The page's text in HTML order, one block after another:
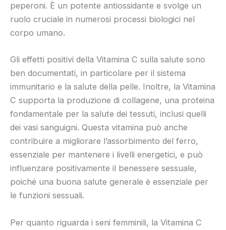
peperoni. È un potente antiossidante e svolge un
ruolo cruciale in numerosi processi biologici nel
corpo umano.
Gli effetti positivi della Vitamina C sulla salute sono
ben documentati, in particolare per il sistema
immunitario e la salute della pelle. Inoltre, la Vitamina
C supporta la produzione di collagene, una proteina
fondamentale per la salute dei tessuti, inclusi quelli
dei vasi sanguigni. Questa vitamina può anche
contribuire a migliorare l’assorbimento del ferro,
essenziale per mantenere i livelli energetici, e può
influenzare positivamente il benessere sessuale,
poiché una buona salute generale è essenziale per
le funzioni sessuali.
Per quanto riguarda i seni femminili, la Vitamina C